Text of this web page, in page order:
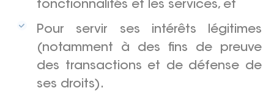
fonctionnalités et les services, et
Pour servir ses intérêts légitimes
(notamment à des fins de preuve
des transactions et de défense de
ses droits).